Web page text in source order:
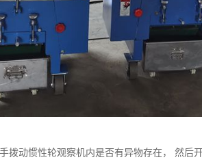
拨动惯性轮观察机内是否有异物存在， 然后